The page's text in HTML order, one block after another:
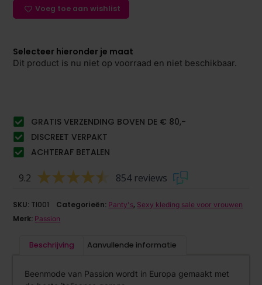
Voeg toe aan wishlist
Selecteer hieronder je maat
Dit product is nu niet op voorraad en niet beschikbaar.
GRATIS VERZENDING BOVEN DE € 80,-
DISCREET VERPAKT
ACHTERAF BETALEN
9.2 854 reviews
SKU: TI001 Categorieën: Panty's, Sexy kleding sale voor vrouwen
Merk: Passion
Beschrijving Aanvullende informatie
Beenmode van Passion wordt in Europa gemaakt met